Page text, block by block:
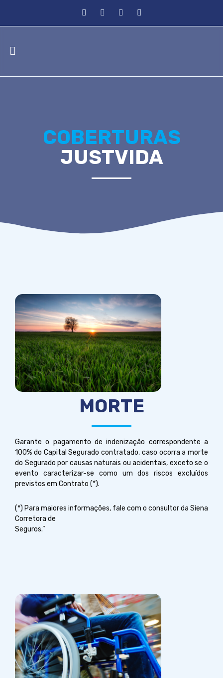
COBERTURAS
JUSTVIDA
MORTE
Garante o pagamento de indenização correspondente a
100% do Capital Segurado contratado, caso ocorra a morte
do Segurado por causas naturais ou acidentais, exceto se o
evento caracterizar-se como um dos riscos excluídos
previstos em Contrato (*).
(*) Para maiores informações, fale com o consultor da Siena
Corretora de
Seguros.”